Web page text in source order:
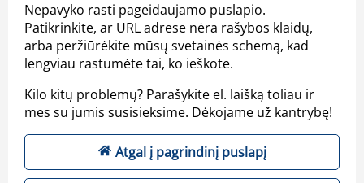
Nepavyko rasti pageidaujamo puslapio.
Patikrinkite, ar URL adrese nėra rašybos klaidų,
arba peržiūrėkite mūsų svetainės schemą, kad
lengviau rastumėte tai, ko ieškote.
Kilo kitų problemų? Parašykite el. laišką toliau ir
mes su jumis susisieksime. Dėkojame už kantrybę!
Atgal į pagrindinį puslapį